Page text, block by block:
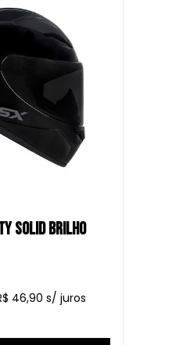
SOLID BRILHO
46,90